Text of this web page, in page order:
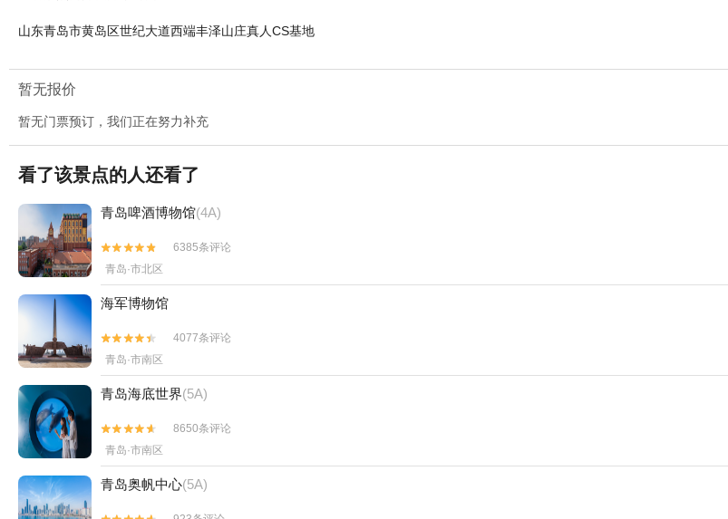
山东青岛市黄岛区世纪大道西端丰泽山庄真人CS基地
暂无报价
暂无门票预订，我们正在努力补充
看了该景点的人还看了
青岛啤酒博物馆(4A)


6385条评论
青岛·市北区
海军博物馆


4077条评论
青岛·市南区
青岛海底世界(5A)


8650条评论
青岛·市南区
青岛奥帆中心(5A)